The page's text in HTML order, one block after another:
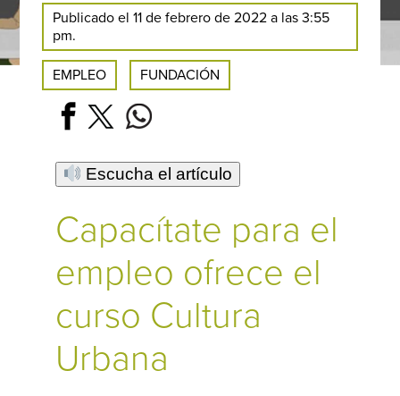
Publicado el 11 de febrero de 2022 a las 3:55
pm.
EMPLEO FUNDACIÓN
Escucha el artículo
Capacítate para el
empleo ofrece el
curso Cultura
Urbana